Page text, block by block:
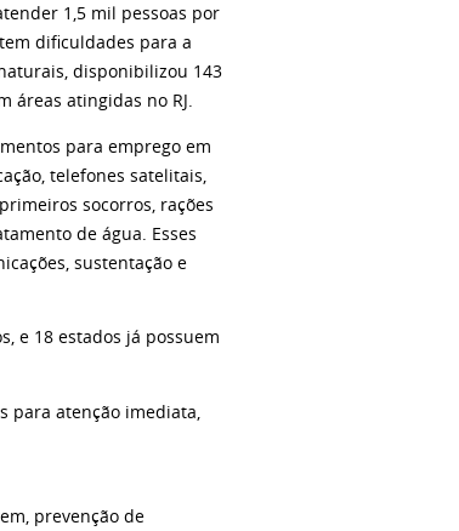
1,5 mil pessoas por
dificuldades para a
disponibilizou 143
áreas atingidas no RJ.
para emprego em
telefones satelitais,
socorros, rações
de água. Esses
sustentação e
e 18 estados já possuem
para atenção imediata,
prevenção de